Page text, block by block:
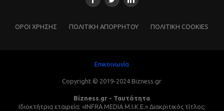
ΌΡΟΙ ΧΡΗΣΗΣ ΠΟΛΙΤΙΚΗ ΑΠΟΡΡΗΤΟΥ ΠΟΛΙΤΙΚΗ COOKIES
Επικοινωνία
Copyright © 2019-2024 Bizness.gr
Bizness.gr - Ταυτότητα
Ιδιοκτήτρια εταιρεία: «INFRA MEDIA M.I.K.E.» Διακριτικός τίτλος: